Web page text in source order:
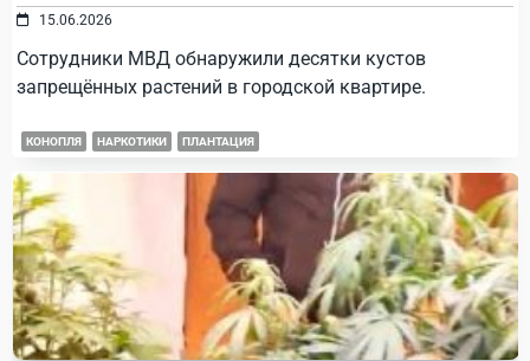
15.06.2026
Сотрудники МВД обнаружили десятки кустов
запрещённых растений в городской квартире.
КОНОПЛЯ НАРКОТИКИ ПЛАНТАЦИЯ